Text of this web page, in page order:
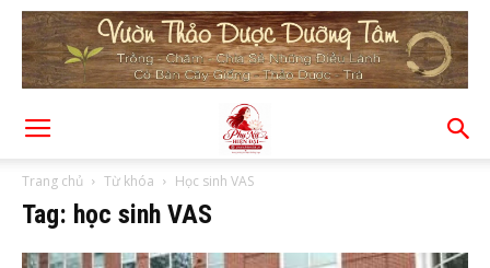
Trang chủ Từ khóa Học sinh VAS
Tag: học sinh VAS